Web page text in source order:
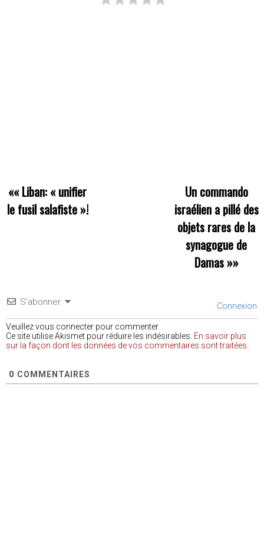
«« Liban: « unifier
le fusil salafiste »!
Un commando
israélien a pillé des
objets rares de la
synagogue de
Damas»»
S’abonner Connexion
Veuillez vous connecter pour commenter
Ce site utilise Akismet pour réduire les indésirables. En savoir plus
sur la façon dont les données de vos commentaires sont traitées
0 COMMENTAIRES